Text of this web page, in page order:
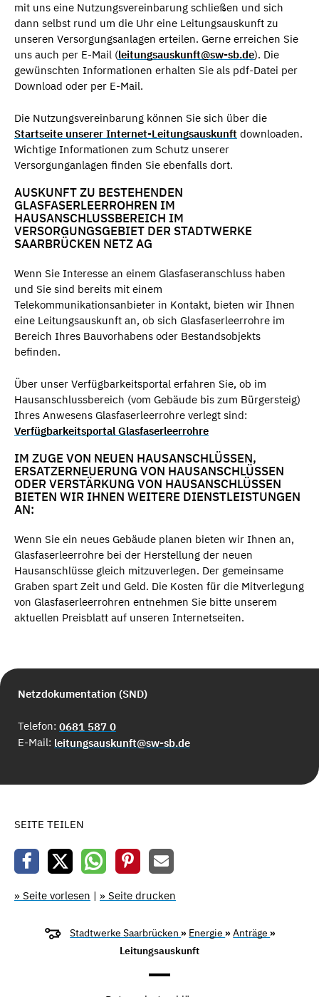
mit uns eine Nutzungsvereinbarung schließen und sich
dann selbst rund um die Uhr eine Leitungsauskunft zu
unseren Versorgungsanlagen erteilen. Gerne erreichen Sie
uns auch per E-Mail (leitungsauskunft@sw-sb.de). Die
gewünschten Informationen erhalten Sie als pdf-Datei per
Download oder per E-Mail.
Die Nutzungsvereinbarung können Sie sich über die
Startseite unserer Internet-Leitungsauskunft downloaden.
Wichtige Informationen zum Schutz unserer
Versorgunganlagen finden Sie ebenfalls dort.
AUSKUNFT ZU BESTEHENDEN
GLASFASERLEERROHREN IM
HAUSANSCHLUSSBEREICH IM
VERSORGUNGSGEBIET DER STADTWERKE
SAARBRÜCKEN NETZ AG
Wenn Sie Interesse an einem Glasfaseranschluss haben
und Sie sind bereits mit einem
Telekommunikationsanbieter in Kontakt, bieten wir Ihnen
eine Leitungsauskunft an, ob sich Glasfaserleerrohre im
Bereich Ihres Bauvorhabens oder Bestandsobjekts
befinden.
Über unser Verfügbarkeitsportal erfahren Sie, ob im
Hausanschlussbereich (vom Gebäude bis zum Bürgersteig)
Ihres Anwesens Glasfaserleerrohre verlegt sind:
Verfügbarkeitsportal Glasfaserleerrohre
IM ZUGE VON NEUEN HAUSANSCHLÜSSEN,
ERSATZERNEUERUNG VON HAUSANSCHLÜSSEN
ODER VERSTÄRKUNG VON HAUSANSCHLÜSSEN
BIETEN WIR IHNEN WEITERE DIENSTLEISTUNGEN
AN:
Wenn Sie ein neues Gebäude planen bieten wir Ihnen an,
Glasfaserleerrohre bei der Herstellung der neuen
Hausanschlüsse gleich mitzuverlegen. Der gemeinsame
Graben spart Zeit und Geld. Die Kosten für die Mitverlegung
von Glasfaserleerrohren entnehmen Sie bitte unserem
aktuellen Preisblatt auf unseren Internetseiten.
Netzdokumentation (SND)
Telefon: 0681 587 0
E-Mail: leitungsauskunft@sw-sb.de
SEITE TEILEN
» Seite vorlesen | » Seite drucken
Stadtwerke Saarbrücken » Energie »Anträge »
Leitungsauskunft